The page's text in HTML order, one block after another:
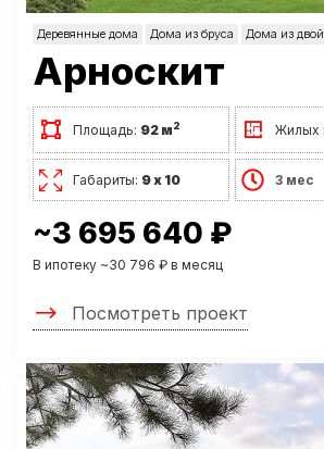
Деревянные дома Дома из бруса Дома из
Арноскит
Площадь: 92 м2 Жилых
Габариты: 9 х 10 3 мес
~3 695 640 ₽
В ипотеку ~30 796 ₽ в месяц
Посмотреть проект